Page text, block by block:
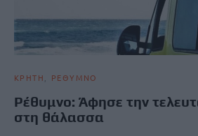
ΚΡΗΤΗ ΡΕΘΥΜΝΟ
Ρέθυμνο: Άφησε την
στη θάλασσα